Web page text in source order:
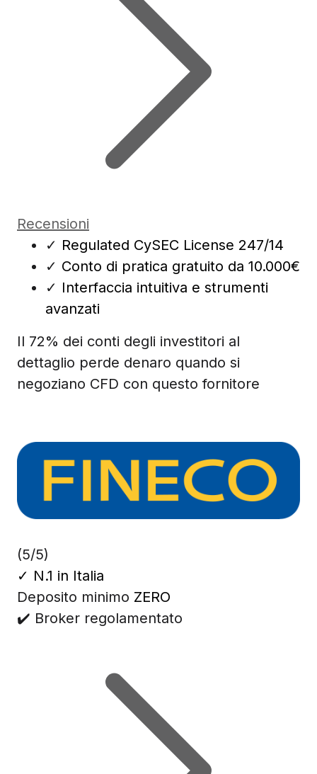
Recensioni
✓ Regulated CySEC License 247/14
✓ Conto di pratica gratuito da 10.000€
✓ Interfaccia intuitiva e strumenti
avanzati
Il 72% dei conti degli investitori al
dettaglio perde denaro quando si
negoziano CFD con questo fornitore
(5/5)
✓ N.1 in Italia
Deposito minimo ZERO
✔️ Broker regolamentato